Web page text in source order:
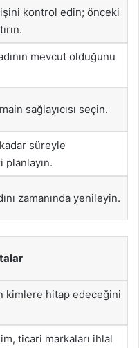
kontrol edin; önceki
mevcut olduğunu
sağlayıcısı seçin.
süreyle
planlayın.
zamanında yenileyin.
kimlere hitap edeceğini
ticari markaları ihlal